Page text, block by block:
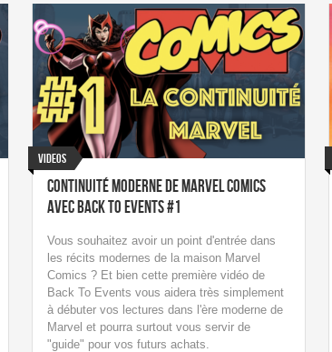
Videos
Continuité Moderne de Marvel Comics
avec Back To Events #1
Vous souhaitez avoir un point d'entrée dans
les récits modernes de la maison Marvel
Comics ? Et bien cette première vidéo de
Back To Events vous aidera très simplement
à débuter vos lectures dans l'ère moderne de
Marvel et pourra surtout vous servir de
"guide" pour vos futurs achats.